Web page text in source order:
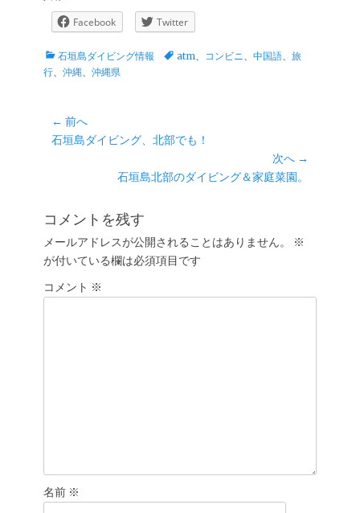
Facebook Twitter
カ
テ
石垣島ダイビング情報
タ atm、 コンビニ、 中国語、 旅
行、 沖縄、 沖縄県
投
稿
ー
シ
ョ
ン
← 前へ
前
石垣島ダイビング、北部でも！
次へ →
投
石垣島北部のダイビング＆家庭菜園。
コメントを残す
メールアドレスが公開されることはありません。
※
が付いている欄は必須項目です
コメント ※
名前 ※